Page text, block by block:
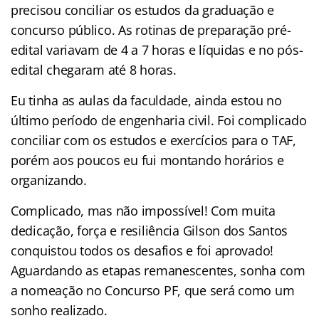
precisou conciliar os estudos da graduação e
concurso público. As rotinas de preparação pré-
edital variavam de 4 a 7 horas e líquidas e no pós-
edital chegaram até 8 horas.
Eu tinha as aulas da faculdade, ainda estou no
último período de engenharia civil. Foi complicado
conciliar com os estudos e exercícios para o TAF,
porém aos poucos eu fui montando horários e
organizando.
Complicado, mas não impossível! Com muita
dedicação, força e resiliência Gilson dos Santos
conquistou todos os desafios e foi aprovado!
Aguardando as etapas remanescentes, sonha com
a nomeação no Concurso PF, que será como um
sonho realizado.